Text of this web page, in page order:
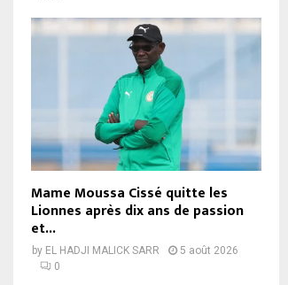
Mame Moussa Cissé quitte les
Lionnes après dix ans de passion
et...
by EL HADJI MALICK SARR
5 août 2026
0